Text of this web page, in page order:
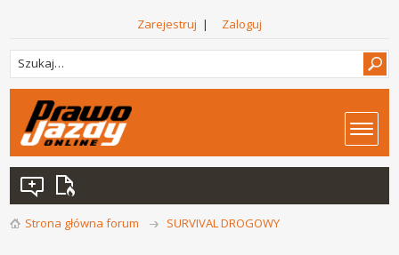
Zarejestruj | Zaloguj
Strona główna forum SURVIVAL DROGOWY